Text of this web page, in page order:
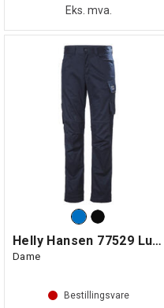
Eks. mva.
Helly Hansen 77529 Luna Light Bukse
Dame
Bestillingsvare